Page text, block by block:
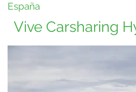
España
Vive Carsharing